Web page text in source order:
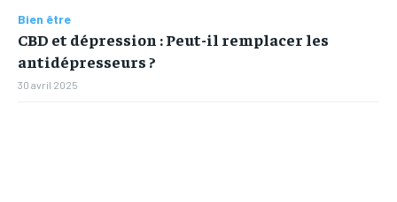
Bien être
CBD et dépression : Peut-il remplacer les
antidépresseurs ?
30 avril 2025